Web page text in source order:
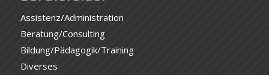
Assistenz/Administration
Beratung/Consulting
Bildung/Pädagogik/Training
Diverses